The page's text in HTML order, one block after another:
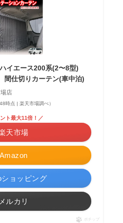
イエース200系(2〜8型)
仕切りカーテン(車中泊)
店
時点 | 楽天市場調べ）
Amazon
ト最大11倍！／
天市場
ショッピング
メルカリ
ポチップ